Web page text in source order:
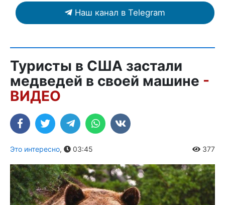
Наш канал в Telegram
Туристы в США застали
медведей в своей машине -
ВИДЕО
Это интересно, 03:45 377